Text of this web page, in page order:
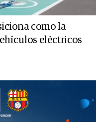
como la
eléctricos